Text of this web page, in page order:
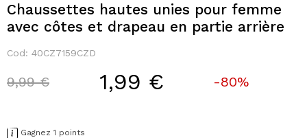
Chaussettes hautes unies pour femme
avec côtes et drapeau en partie arrière
Cod: 40CZ7159CZD
Price reduced from
9,99 €to 1,99 € -80%
Gagnez 1 points